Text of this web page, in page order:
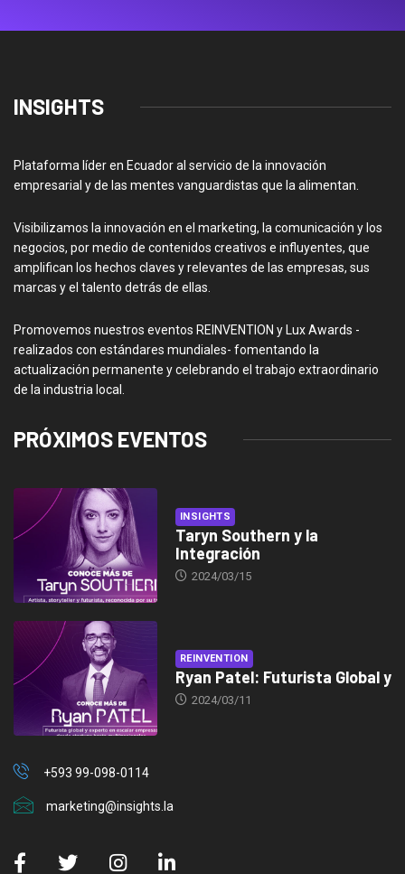
INSIGHTS
Plataforma líder en Ecuador al servicio de la innovación
empresarial y de las mentes vanguardistas que la alimentan.
Visibilizamos la innovación en el marketing, la comunicación y los
negocios, por medio de contenidos creativos e influyentes, que
amplifican los hechos claves y relevantes de las empresas, sus
marcas y el talento detrás de ellas.
Promovemos nuestros eventos REINVENTION y Lux Awards -
realizados con estándares mundiales- fomentando la
actualización permanente y celebrando el trabajo extraordinario
de la industria local.
PRÓXIMOS EVENTOS
INSIGHTS
Taryn Southern y la
Integración
2024/03/15
REINVENTION
Ryan Patel: Futurista Global y
2024/03/11
+593 99-098-0114
marketing@insights.la